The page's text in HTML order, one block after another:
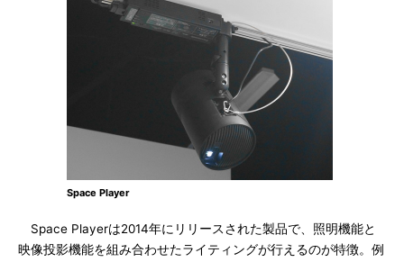
Space Player
Space Playerは2014年にリリースされた製品で、照明機能と
映像投影機能を組み合わせたライティングが行えるのが特徴。例